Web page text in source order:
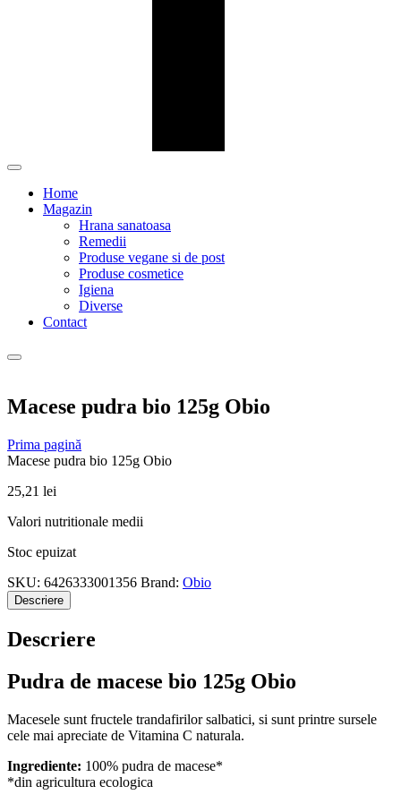
Home
Magazin
Hrana sanatoasa
Remedii
Produse vegane si de post
Produse cosmetice
Igiena
Diverse
Contact
Macese pudra bio 125g Obio
Prima pagină
Macese pudra bio 125g Obio
25,21 lei
Valori nutritionale medii
Stoc epuizat
SKU: 6426333001356 Brand: Obio
Descriere
Descriere
Pudra de macese bio 125g Obio
Macesele sunt fructele trandafirilor salbatici, si sunt printre sursele
cele mai apreciate de Vitamina C naturala.
Ingrediente: 100% pudra de macese*
*din agricultura ecologica